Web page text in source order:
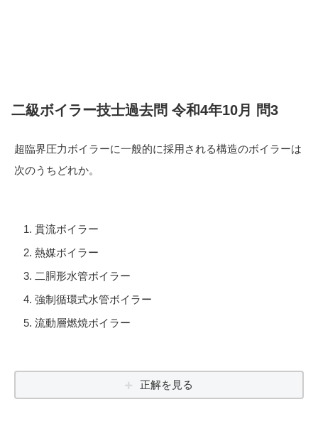
二級ボイラー技士過去問 令和4年10月 問3
超臨界圧力ボイラーに一般的に採用される構造のボイラーは
次のうちどれか。
貫流ボイラー
熱媒ボイラー
二胴形水管ボイラー
強制循環式水管ボイラー
流動層燃焼ボイラー
正解を見る